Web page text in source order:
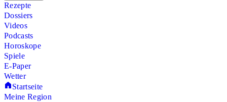
Rezepte
Dossiers
Videos
Podcasts
Horoskope
Spiele
E-Paper
Wetter
Startseite
Meine Region